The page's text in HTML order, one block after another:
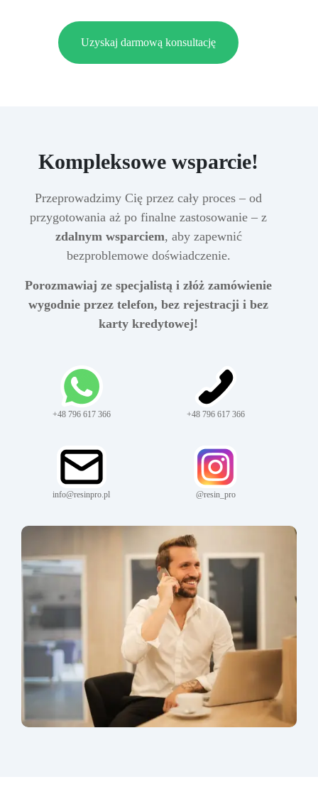
Uzyskaj darmową konsultację
Kompleksowe wsparcie!
Przeprowadzimy Cię przez cały proces – od
przygotowania aż po finalne zastosowanie – z
zdalnym wsparciem, aby zapewnić
bezproblemowe doświadczenie.
Porozmawiaj ze specjalistą i złóż zamówienie
wygodnie przez telefon, bez rejestracji i bez
karty kredytowej!
+48 796 617 366 +48 796 617 366
info@resinpro.pl @resin_pro